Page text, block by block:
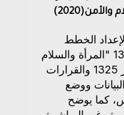
الخطط
الوطنية لإنفاذ القرار 1325 "المرأة والسلام
والأمن" على فهم القرار 1325 والقرارات
ووضع
كما يوضح